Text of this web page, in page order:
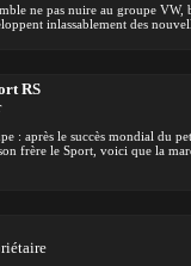
ne pas nuire au groupe VW,
inlassablement des
RS
: après le succès mondial du
frère le Sport, voici que la